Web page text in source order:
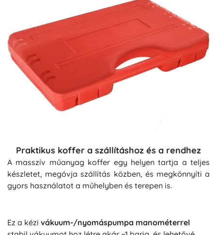
Praktikus koffer a szállításhoz és a rendhez
A masszív műanyag koffer egy helyen tartja a teljes
készletet, megóvja szállítás közben, és megkönnyíti a
gyors használatot a műhelyben és terepen is.
Ez a kézi vákuum-/nyomáspumpa manométerrel